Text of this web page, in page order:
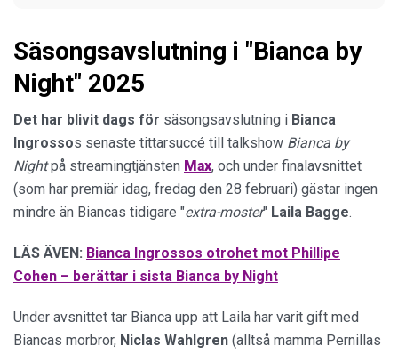
Säsongsavslutning i "Bianca by
Night" 2025
Det har blivit dags för säsongsavslutning i Bianca
Ingrossos senaste tittarsuccé till talkshow Bianca by
Nightpå streamingtjänsten Max, och under finalavsnittet
(som har premiär idag, fredag den 28 februari) gästar ingen
mindre än Biancas tidigare "extra-moster" Laila Bagge.
LÄS ÄVEN: Bianca Ingrossos otrohet mot Phillipe
Cohen – berättar i sista Bianca by Night
Under avsnittet tar Bianca upp att Laila har varit gift med
Biancas morbror, Niclas Wahlgren (alltså mamma Pernillas